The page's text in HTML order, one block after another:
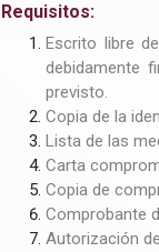
Requisitos:
Escrito libre
debidamente
previsto.
Copia de la
Lista de las
Carta
Copia de
Comprobante
Autorización